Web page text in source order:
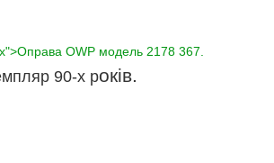
OWP модель 2178 367.
90-х років.